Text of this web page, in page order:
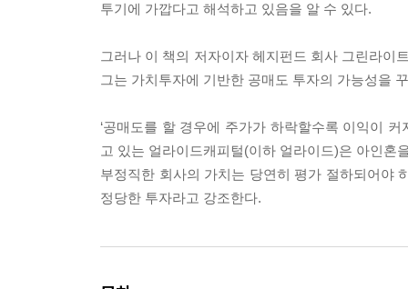
투기에 가깝다고 해석하고 있음을 알 수 있다.
그러나 이 책의 저자이자 헤지펀드 회사 그린라이
그는 가치투자에 기반한 공매도 투자의 가능성을
‘공매도를 할 경우에 주가가 하락할수록 이익이
고 있는 얼라이드캐피털(이하 얼라이드)은 아인혼
부정직한 회사의 가치는 당연히 평가 절하되어야
정당한 투자라고 강조한다.